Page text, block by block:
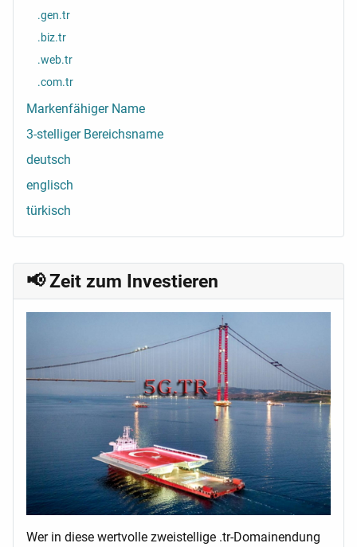
📢 Zeit zum Investieren
Wer in diese wertvolle zweistellige .tr-Domainendung
.gen.tr
.biz.tr
.web.tr
.com.tr
Markenfähiger Name
3-stelliger Bereichsname
deutsch
englisch
türkisch